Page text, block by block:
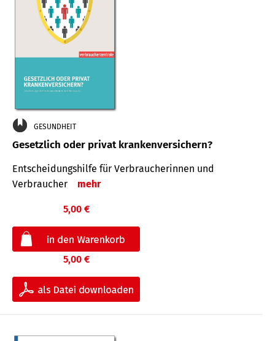
GESUNDHEIT
Gesetzlich oder privat krankenversichern?
Entscheidungshilfe für Verbraucherinnen und
Verbraucher
mehr
5,00 €
5,00 €